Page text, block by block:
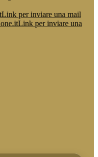
Link per inviare una mail
Link per inviare una